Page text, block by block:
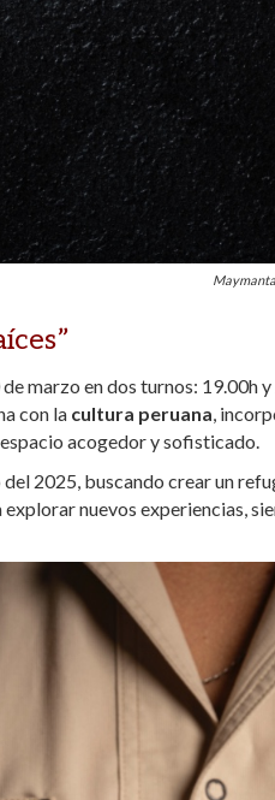
Maymanta
marzo en dos turnos: 19.00h
con la cultura peruana ,
acogedor y sofisticado.
2025, buscando crear un
nuevos experiencias,